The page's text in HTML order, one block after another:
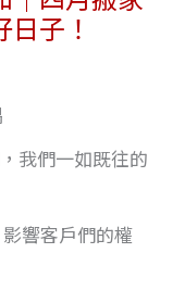
子！
我們一如既往的
響客戶們的權